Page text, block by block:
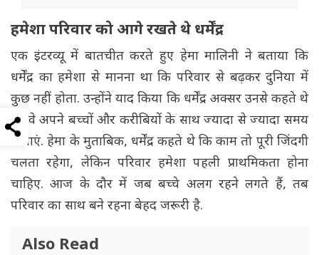
हमेशा परिवार को आगे रखते थे धर्मेंद्र
एक इंटरव्यू में बातचीत करते हुए हेमा मालिनी ने बताया कि
धर्मेंद्र का हमेशा से मानना था कि परिवार से बढ़कर दुनिया में
कुछ नहीं होता. उन्होंने याद किया कि धर्मेंद्र अक्सर उनसे कहते थे
कि वे अपने बच्चों और करीबियों के साथ ज्यादा से ज्यादा समय
बिताएं. हेमा के मुताबिक, धर्मेंद्र कहते थे कि काम तो पूरी जिंदगी
चलता रहेगा, लेकिन परिवार हमेशा पहली प्राथमिकता होना
चाहिए. आज के दौर में जब बच्चे अलग रहने लगते हैं, तब
परिवार का साथ बने रहना बेहद जरूरी है.
Also Read